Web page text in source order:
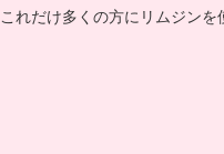
これだけ多くの方にリムジン